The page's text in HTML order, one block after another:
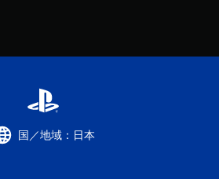
国／地域：日本